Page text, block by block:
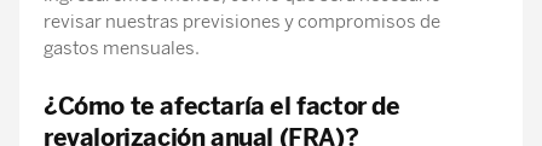
revisar nuestras previsiones y compromisos de
gastos mensuales.
¿Cómo te afectaría el factor de
revalorización anual (FRA)?